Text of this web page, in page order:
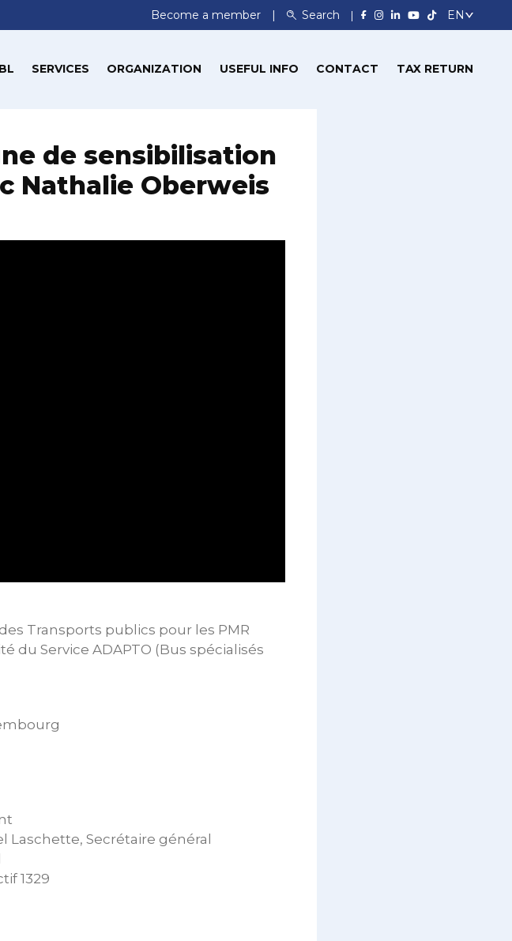
Become a member Search
SERVICES ORGANIZATION USEFUL INFO CONTACT TAX RETURN
de sensibilisation
Nathalie Oberweis
Transports publics pour les PMR
du Service ADAPTO (Bus spécialisés
Laschette, Secrétaire général
1329